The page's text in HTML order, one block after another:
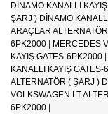
DİNAMO KANALLI
ŞARJ ) DİNAMO
ARAÇLAR
6PK2000
MERCEDES
KAYIŞ GATES-6PK2000
KANALLI KAYIŞ GATES-
ALTERNATÖR ( ŞARJ )
VOLKSWAGEN LT
6PK2000